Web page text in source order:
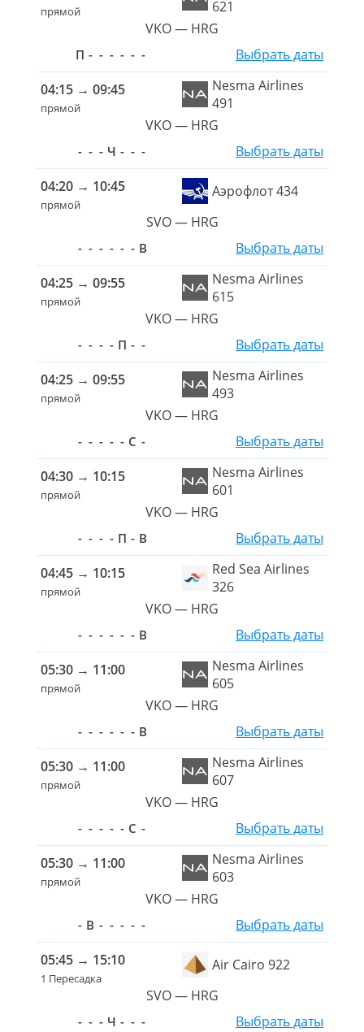
прямой
621
VKO — HRG
П - - - - - -
Выбрать даты
04:15 → 09:45
прямой
Nesma Airlines
491
VKO — HRG
- - - Ч - - -
Выбрать даты
04:20 → 10:45
прямой
Аэрофлот 434
SVO — HRG
- - - - - - В
Выбрать даты
04:25 → 09:55
прямой
Nesma Airlines
615
VKO — HRG
- - - - П - -
Выбрать даты
04:25 → 09:55
прямой
Nesma Airlines
493
VKO — HRG
- - - - - С -
Выбрать даты
04:30 → 10:15
прямой
Nesma Airlines
601
VKO — HRG
- - - - П - В
Выбрать даты
04:45 → 10:15
прямой
Red Sea Airlines
326
VKO — HRG
- - - - - - В
Выбрать даты
05:30 → 11:00
прямой
Nesma Airlines
605
VKO — HRG
- - - - - - В
Выбрать даты
05:30 → 11:00
прямой
Nesma Airlines
607
VKO — HRG
- - - - - С -
Выбрать даты
05:30 → 11:00
прямой
Nesma Airlines
603
VKO — HRG
- В - - - - -
Выбрать даты
05:45 → 15:10
1 Пересадка
Air Cairo 922
SVO — HRG
- - - Ч - - -
Выбрать даты